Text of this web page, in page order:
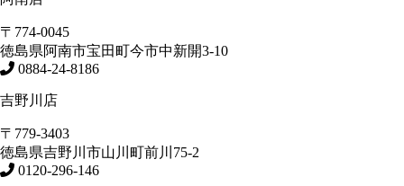
〒774-0045
徳島県阿南市宝田町今市中新開3-10
0884-24-8186
吉野川店
〒779-3403
徳島県吉野川市山川町前川75-2
0120-296-146